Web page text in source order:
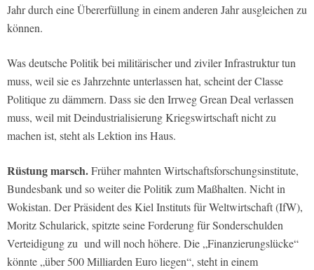
Jahr durch eine Übererfüllung in einem anderen Jahr ausgleichen zu
können.
Was deutsche Politik bei militärischer und ziviler Infrastruktur tun
muss, weil sie es Jahrzehnte unterlassen hat, scheint der Classe
Politique zu dämmern. Dass sie den Irrweg Grean Deal verlassen
muss, weil mit Deindustrialisierung Kriegswirtschaft nicht zu
machen ist, steht als Lektion ins Haus.
Rüstung marsch.Früher mahnten Wirtschaftsforschungsinstitute,
Bundesbank und so weiter die Politik zum Maßhalten. Nicht in
Wokistan. Der Präsident des Kiel Instituts für Weltwirtschaft (IfW),
Moritz Schularick, spitzte seine Forderung für Sonderschulden
Verteidigung zu und will noch höhere. Die „Finanzierungslücke“
könnte „über 500 Milliarden Euro liegen“, steht in einem